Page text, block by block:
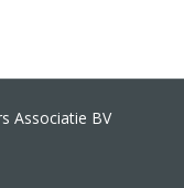
Associatie BV